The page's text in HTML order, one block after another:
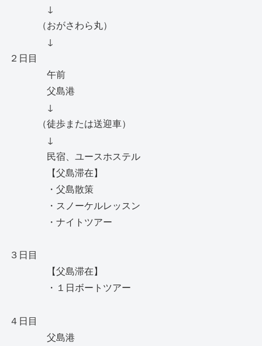
↓
（おがさわら丸）
↓
２日目
午前
父島港
↓
（徒歩または送迎車）
↓
民宿、ユースホステル
【父島滞在】
・父島散策
・スノーケルレッスン
・ナイトツアー
３日目
【父島滞在】
・１日ボートツアー
４日目
父島港